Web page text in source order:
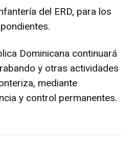
del ERD, para los
Dominicana continuará
y otras actividades
mediante
y control permanentes.